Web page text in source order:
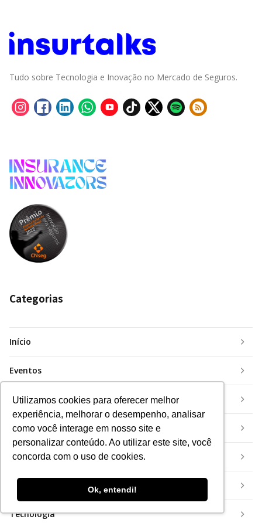
Utilizamos cookies para oferecer melhor
experiência, melhorar o desempenho, analisar
como você interage em nosso site e
personalizar conteúdo. Ao utilizar este site, você
concorda com o uso de cookies.
Ok, entendi!
Tudo sobre Tecnologia e Inovação no Mercado de Seguros.
Categorias
Início
Eventos
Inovação
Insurtech
Mercado
Tecnologia